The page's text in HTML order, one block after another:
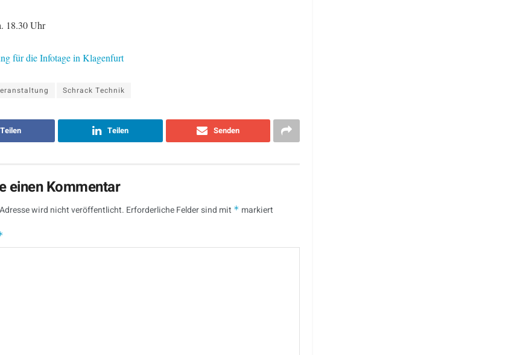
18.30 Uhr
für die Infotage in Klagenfurt
Schrack Technik
Teilen Teilen Senden
einen Kommentar
wird nicht veröffentlicht. Erforderliche Felder sind mit * markiert